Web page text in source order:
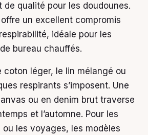
de qualité pour les doudounes.
un excellent compromis
idéale pour les
bureau chauffés.
coton léger, le lin mélangé ou
respirants s’imposent. Une
ou en denim brut traverse
et l’automne. Pour les
les voyages, les modèles